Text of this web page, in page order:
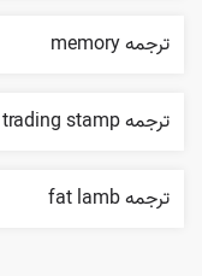
ترجمه memory
ترجمه trading stamp
ترجمه fat lamb